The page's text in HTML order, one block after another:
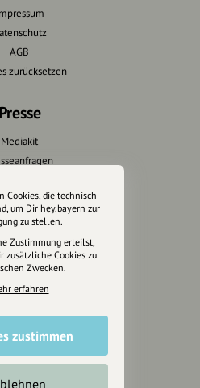
AGB
zurücksetzen
Presse
Mediakit
Euch
& mehr
& Branding
Unterstütze
Cookies, die technisch
um Dir hey.bayern zur
zu stellen.
Zustimmung erteilst,
zusätzliche Cookies zu
Zwecken.
erfahren
zustimmen